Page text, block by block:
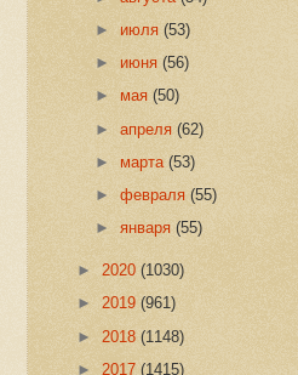
►июля(53)
►июня(56)
►мая(50)
►апреля(62)
►марта(53)
►февраля(55)
►января(55)
► 2020 (1030)
► 2019 (961)
► 2018 (1148)
► 2017 (1415)